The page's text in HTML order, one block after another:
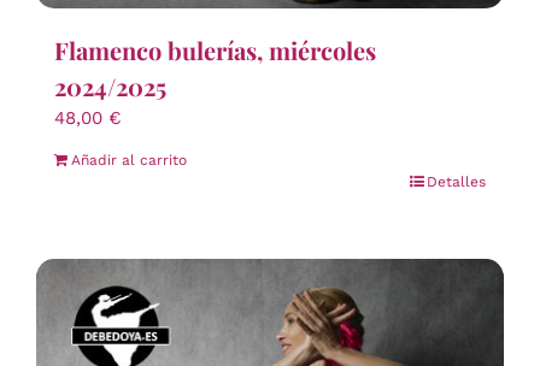
Flamenco bulerías, miércoles
2024/2025
48,00 €
Añadir al carrito
Detalles